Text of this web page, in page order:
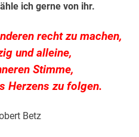
ich gerne von ihr.
recht zu machen,
und alleine,
Stimme,
Herzens zu folgen.
Betz